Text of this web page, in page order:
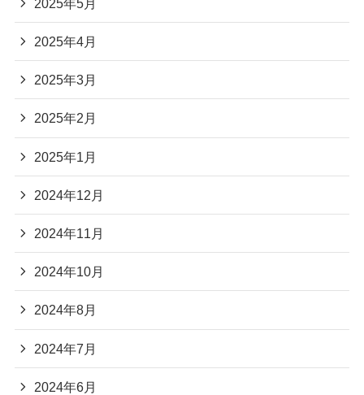
2025年5月
2025年4月
2025年3月
2025年2月
2025年1月
2024年12月
2024年11月
2024年10月
2024年8月
2024年7月
2024年6月